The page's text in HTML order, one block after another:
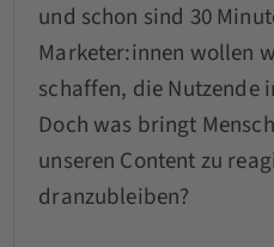
und schon sind 30
Marketer:innen wollen
schaffen, die Nutzende
Doch was bringt
unseren Content zu
dranzubleiben?